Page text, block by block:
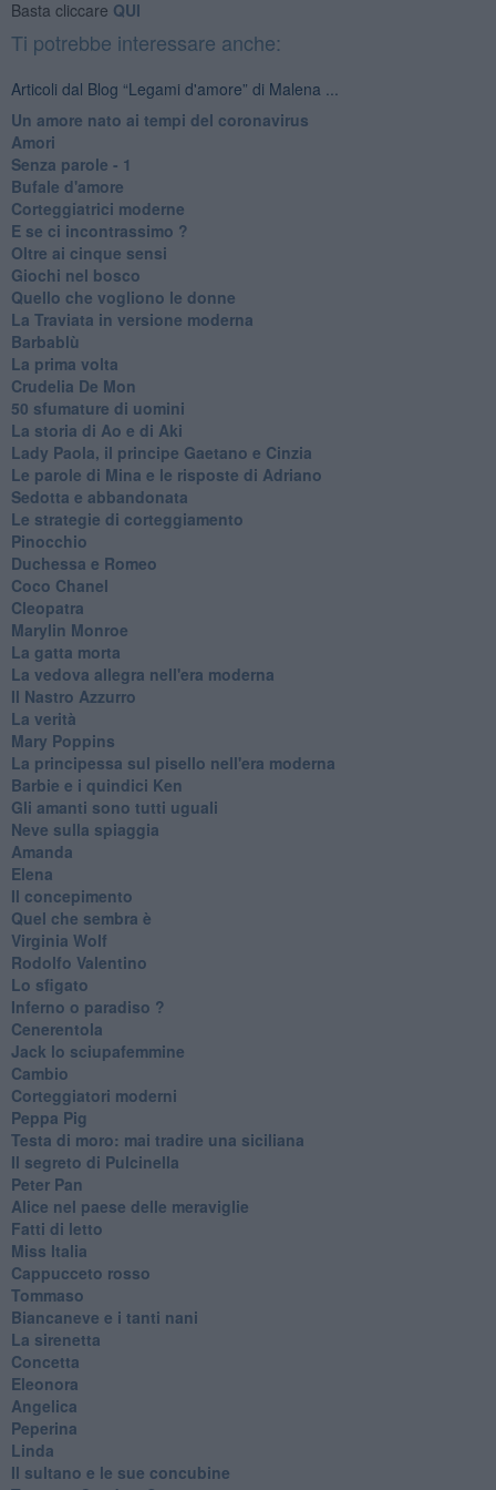
Basta cliccare QUI
Ti potrebbe interessare anche:
Articoli dal Blog “Legami d'amore” di Malena ...
Un amore nato ai tempi del coronavirus
Amori
Senza parole - 1
Bufale d'amore
Corteggiatrici moderne
E se ci incontrassimo ?
Oltre ai cinque sensi
Giochi nel bosco
Quello che vogliono le donne
La Traviata in versione moderna
Barbablù
La prima volta
Crudelia De Mon
50 sfumature di uomini
La storia di Ao e di Aki
Lady Paola, il principe Gaetano e Cinzia
Le parole di Mina e le risposte di Adriano
Sedotta e abbandonata
Le strategie di corteggiamento
Pinocchio
Duchessa e Romeo
Coco Chanel
Cleopatra
Marylin Monroe
La gatta morta
La vedova allegra nell'era moderna
​Il Nastro Azzurro
La verità
Mary Poppins
La principessa sul pisello nell'era moderna
Barbie e i quindici Ken
Gli amanti sono tutti uguali
Neve sulla spiaggia
Amanda
Elena
Il concepimento
Quel che sembra è
Virginia Wolf
Rodolfo Valentino
Lo sfigato
Inferno o paradiso ?
Cenerentola
Jack lo sciupafemmine
Cambio
Corteggiatori moderni
Peppa Pig
Testa di moro: mai tradire una siciliana
Il segreto di Pulcinella
Peter Pan
Alice nel paese delle meraviglie
Fatti di letto
Miss Italia
Cappucceto rosso
Tommaso
Biancaneve e i tanti nani
La sirenetta
Concetta
Eleonora
Angelica
Peperina
Linda
Il sultano e le sue concubine